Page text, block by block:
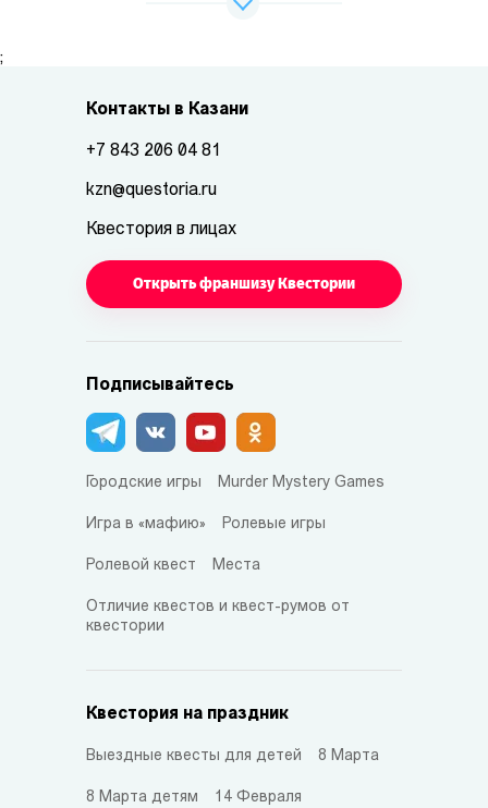
;
Контакты в Казани
+7 843 206 04 81
kzn@questoria.ru
Квестория в лицах
Открыть франшизу Квестории
Подписывайтесь
Городские игры Murder Mystery Games
Игра в «мафию» Ролевые игры
Ролевой квест Места
Отличие квестов и квест-румов от
квестории
Квестория на праздник
Выездные квесты для детей 8 Марта
8 Марта детям 14 Февраля